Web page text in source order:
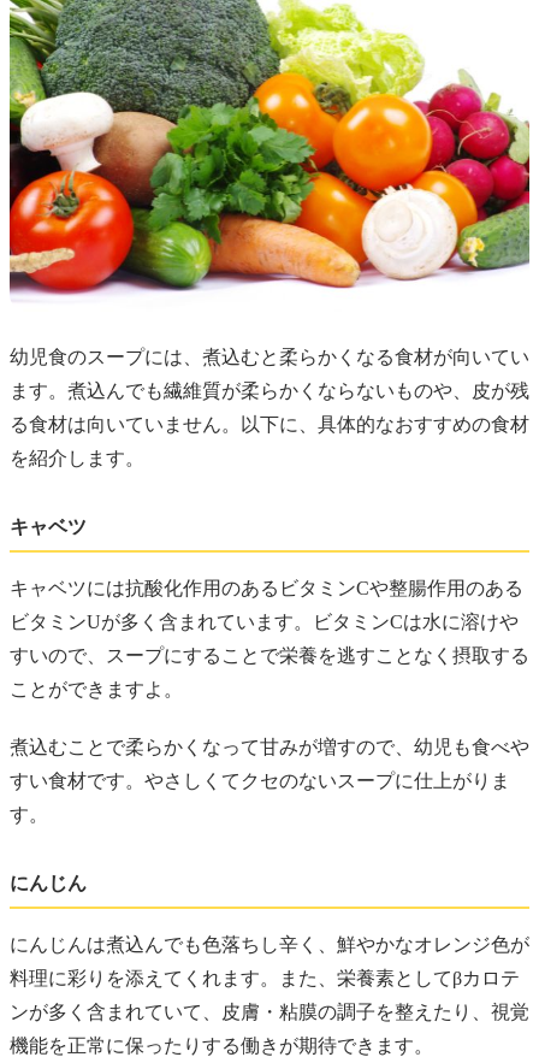
幼児食のスープには、煮込むと柔らかくなる食材が向いてい
ます。煮込んでも繊維質が柔らかくならないものや、皮が残
る食材は向いていません。以下に、具体的なおすすめの食材
を紹介します。
キャベツ
キャベツには抗酸化作用のあるビタミンCや整腸作用のある
ビタミンUが多く含まれています。ビタミンCは水に溶けや
すいので、スープにすることで栄養を逃すことなく摂取する
ことができますよ。
煮込むことで柔らかくなって甘みが増すので、幼児も食べや
すい食材です。やさしくてクセのないスープに仕上がりま
す。
にんじん
にんじんは煮込んでも色落ちし辛く、鮮やかなオレンジ色が
料理に彩りを添えてくれます。また、栄養素としてβカロテ
ンが多く含まれていて、皮膚・粘膜の調子を整えたり、視覚
機能を正常に保ったりする働きが期待できます。